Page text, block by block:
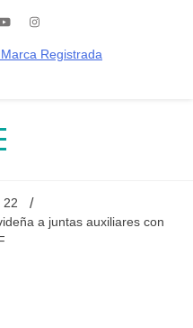
y el mundo
22
a juntas auxiliares con